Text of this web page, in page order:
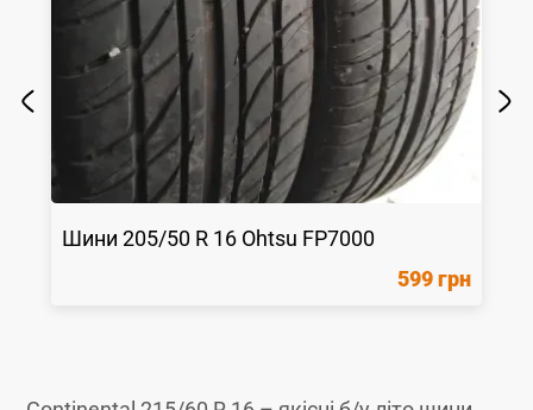
Шини205/50 R 16 Ohtsu FP7000
599 грн